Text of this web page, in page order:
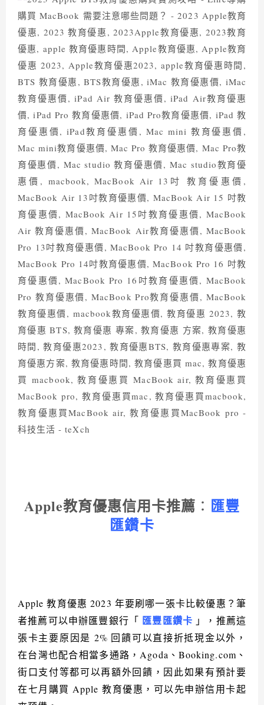
Apple教育優惠信用卡推薦 ： 匯豐
匯鑽卡
Apple教育優惠 2023 年要刷哪一張卡比較優惠？ 筆
者推薦可以申辦匯豐銀行「 匯豐匯鑽卡 」，推薦這
張卡主要原因是 2% 回饋可以直接折抵現金以外，
在台灣也配合相當多通路， Agoda 、Booking.com 、
街口支付等都可以再額外回饋，因此如果有預計要
在七月購買 Apple 教育優惠，可以先申辦信用卡起